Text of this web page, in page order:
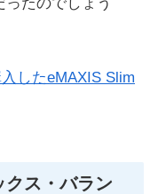
たのでしょう
したeMAXIS Slim
クス・バラン